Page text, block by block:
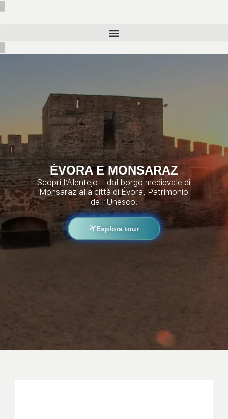
ÉVORA E MONSARAZ
Scopri l’Alentejo – dal borgo medievale di
Monsaraz alla città di Évora, Patrimonio
dell’Unesco.
Esplora tour